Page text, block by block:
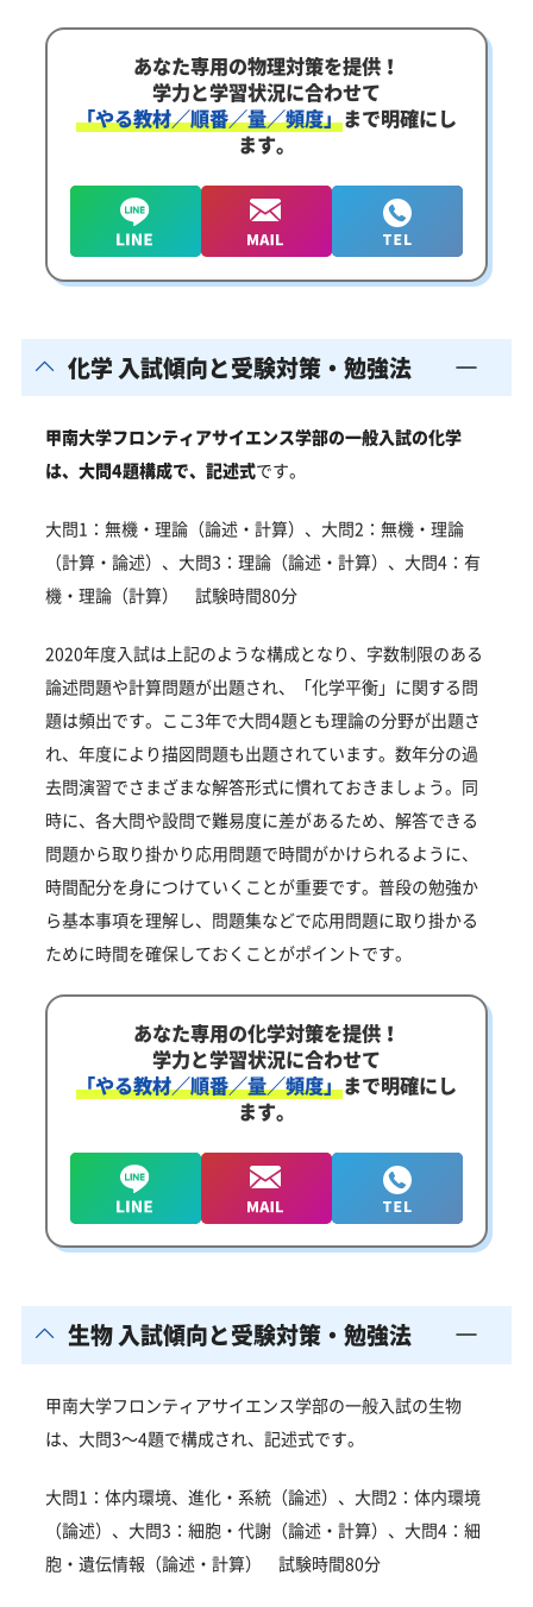
あなた専用の物理対策を提供！
学力と学習状況に合わせて
「やる教材／順番／量／頻度」まで明確にし
ます。
化学 入試傾向と受験対策・勉強法
甲南大学フロンティアサイエンス学部の一般入試の化学
は、 大問4題構成で、記述式です。
大問1：無機・理論（論述・計算）、大問2：無機・理論
（計算・論述）、大問3：理論（論述・計算）、大問4：有
機・理論（計算） 試験時間80分
2020年度入試は上記のような構成となり、字数制限のある
論述問題や計算問題が出題され、「化学平衡」に関する問
題は頻出です。ここ3年で大問4題とも理論の分野が出題さ
れ、年度により描図問題も出題されています。数年分の過
去問演習でさまざまな解答形式に慣れておきましょう。同
時に、各大問や設問で難易度に差があるため、解答できる
問題から取り掛かり応用問題で時間がかけられるように、
時間配分を身につけていくことが重要です。普段の勉強か
ら基本事項を理解し、問題集などで応用問題に取り掛かる
ために時間を確保しておくことがポイントです。
あなた専用の化学対策を提供！
学力と学習状況に合わせて
「やる教材／順番／量／頻度」まで明確にし
ます。
生物 入試傾向と受験対策・勉強法
甲南大学フロンティアサイエンス学部の一般入試の生物
は、大問3～4題で構成され、記述式です。
大問1：体内環境、進化・系統（論述）、大問2：体内環境
（論述）、大問3：細胞・代謝（論述・計算）、大問4：細
胞・遺伝情報（論述・計算） 試験時間80分